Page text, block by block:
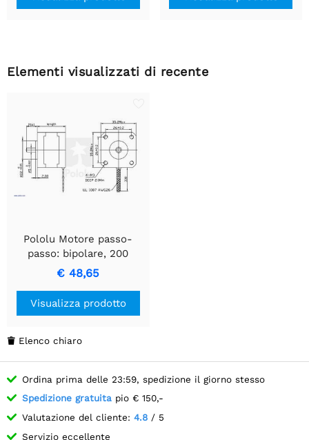
Elementi visualizzati di recente
Pololu Motore passo-
passo: bipolare, 200
passi/giro, 35×36 mm, 2,7
V, 1 A/fase
€ 48,65
Visualizza prodotto
 Elenco chiaro
Ordina prima delle 23:59, spedizione il giorno stesso
Spedizione gratuita pio € 150,-
Valutazione del cliente: 4.8 / 5
Servizio eccellente